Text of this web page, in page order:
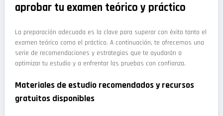
aprobar tu examen teórico y práctico
La preparación adecuada es la clave para superar con éxito tanto el
examen teórico como el práctico. A continuación, te ofrecemos una
serie de recomendaciones y estrategias que te ayudarán a
optimizar tu estudio y a enfrentar las pruebas con confianza.
Materiales de estudio recomendados y recursos
gratuitos disponibles